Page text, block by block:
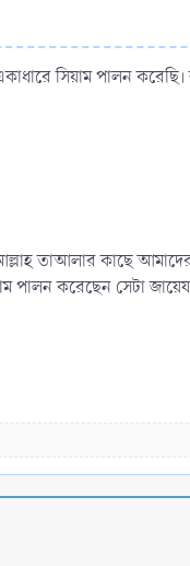
সিয়াম পালন
তাআলার কাছে
পালন করেছেন সেটা